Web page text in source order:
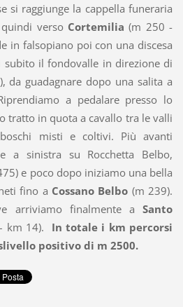
si raggiunge la cappella funeraria
verso Cortemilia(m 250 -
in falsopiano poi con una discesa
subito il fondovalle in direzione di
da guadagnare dopo una salita a
a pedalare presso lo
tratto in quota a cavallo tra le valli
misti e coltivi. Più avanti
a sinistra su Rocchetta Belbo,
e poco dopo iniziamo una bella
fino a Cossano Belbo (m 239).
arriviamo finalmente aSanto
km 14). In totale i km percorsi
positivo di m 2500.